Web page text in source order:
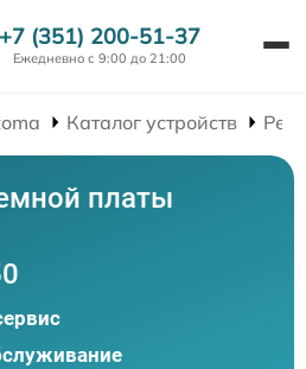
+7 (351) 200-51-37
Ежедневно с 9:00 до 21:00
Каталог устройств
платы